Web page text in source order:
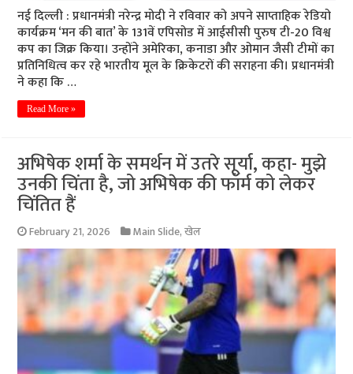
नई दिल्ली : प्रधानमंत्री नरेन्द्र मोदी ने रविवार को अपने साप्ताहिक रेडियो
कार्यक्रम ‘मन की बात’ के 131वें एपिसोड में आईसीसी पुरुष टी-20 विश्व
कप का जिक्र किया। उन्होंने अमेरिका, कनाडा और ओमान जैसी टीमों का
प्रतिनिधित्व कर रहे भारतीय मूल के क्रिकेटरों की सराहना की। प्रधानमंत्री
ने कहा कि …
Read More »
अभिषेक शर्मा के समर्थन में उतरे सूर्या, कहा- मुझे
उनकी चिंता है, जो अभिषेक की फॉर्म को लेकर
चिंतित हैं
February 21, 2026 Main Slide,खेल